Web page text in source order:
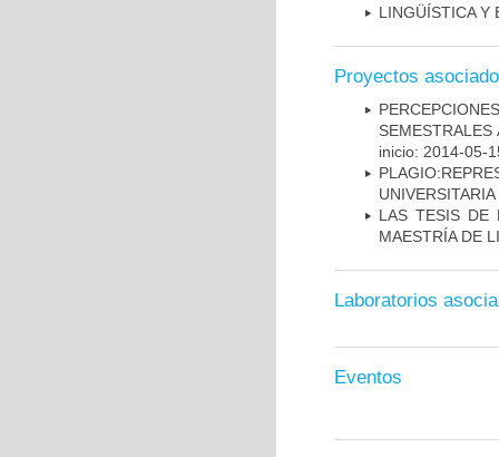
LINGÜÍSTICA Y
Proyectos
inicio: 2014-05-
UNIVERSITARIA
LAS TESIS DE
MAESTRÍA DE
Laboratorios
Eventos